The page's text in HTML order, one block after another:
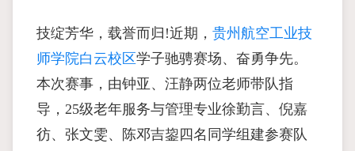
技绽芳华，载誉而归!近期， 贵州航空工业技
师学院白云校区学子驰骋赛场、奋勇争先。
本次赛事，由钟亚、汪静两位老师带队指
导，25级老年服务与管理专业徐勤言、倪嘉
彷、张文雯、陈邓吉鋆四名同学组建参赛队